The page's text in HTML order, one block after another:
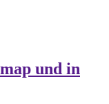
und in